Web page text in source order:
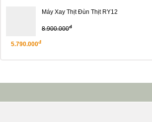
Máy Xay Thịt Đùn Thịt RY12
8.900.000đ
5.790.000đ